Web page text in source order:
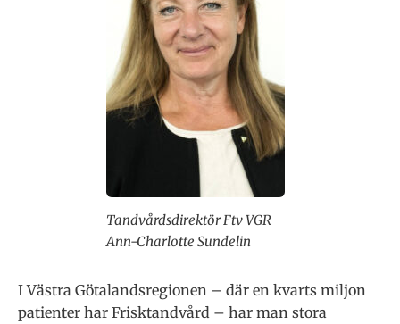
Tandvårdsdirektör Ftv VGR
Ann-Charlotte Sundelin
I Västra Götalandsregionen – där en kvarts miljon
patienter har Frisktandvård – har man stora